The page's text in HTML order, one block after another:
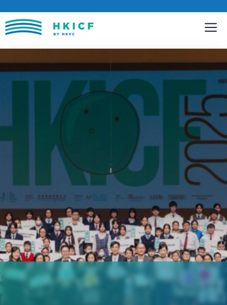
至
內
容